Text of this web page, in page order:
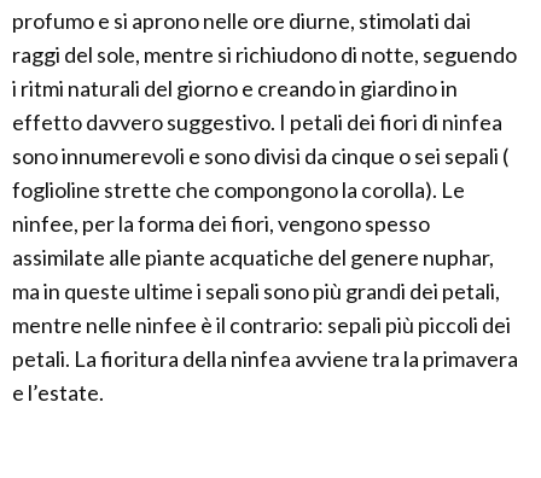
profumo e si aprono nelle ore diurne, stimolati dai
raggi del sole, mentre si richiudono di notte, seguendo
i ritmi naturali del giorno e creando in giardino in
effetto davvero suggestivo. I petali dei fiori di ninfea
sono innumerevoli e sono divisi da cinque o sei sepali (
foglioline strette che compongono la corolla). Le
ninfee, per la forma dei fiori, vengono spesso
assimilate alle piante acquatiche del genere nuphar,
ma in queste ultime i sepali sono più grandi dei petali,
mentre nelle ninfee è il contrario: sepali più piccoli dei
petali. La fioritura della ninfea avviene tra la primavera
e l’estate.